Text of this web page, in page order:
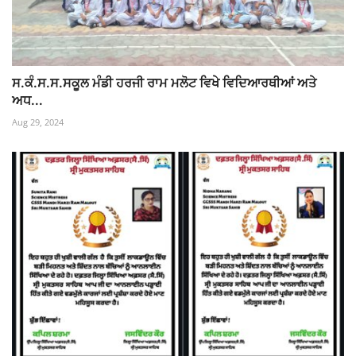
ਸ.ਕੰ.ਸ.ਸ.ਸਕੂਲ ਮੰਡੀ ਹਰਜੀ ਰਾਮ ਮਲੋਟ ਵਿਖੇ ਵਿਦਿਆਰਥੀਆਂ ਅਤੇ
ਅਧ...
Aug 29, 2024